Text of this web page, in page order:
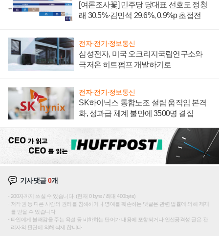
[여론조사꽃] 민주당 당대표 선호도 정청
래 30.5%·김민석 29.6%, 0.9%p 초접전
전자·전기·정보통신
삼성전자, 미국 오크리지국립연구소와
극저온 히트펌프 개발하기로
전자·전기·정보통신
SK하이닉스 통합노조 설립 움직임 본격
화, 성과급 체계 불만에 3500명 결집
기사댓글0개
200자까지 쓰실 수 있습니다. (현재 0 byte / 최대 400byte)
저작권 등 다른 사람의 권리를 침해하거나 명예를 훼손하는 댓글은 관련 법률에 의해 제재
를 받을 수 있습니다.
타인에게 불쾌감을 주는 욕설 등 비하하는 단어가 내용에 포함되거나 인신공격성 글은 관
리자의 판단에 의해 삭제 합니다.